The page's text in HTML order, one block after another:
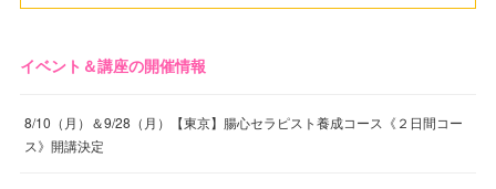
イベント＆講座の開催情報
8/10（月）＆9/28（月）【東京】腸心セラピスト養成コース《２日間コー
ス》開講決定